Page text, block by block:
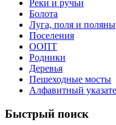
Реки и ручьи
Болота
Луга, поля и поляны
Поселения
ООПТ
Родники
Деревья
Пешеходные мосты
Алфавитный
Быстрый поиск